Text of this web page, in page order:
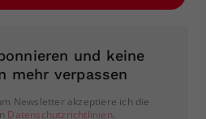
und keine
mehr verpassen
Newsletter akzeptiere ich die
Datenschutzrichtlinien.